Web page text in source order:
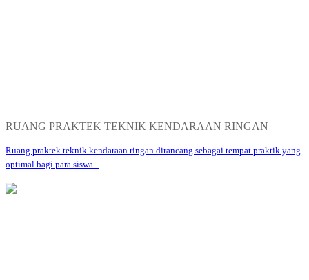
RUANG PRAKTEK TEKNIK KENDARAAN RINGAN
Ruang praktek teknik kendaraan ringan dirancang sebagai tempat praktik yang
optimal bagi para siswa...